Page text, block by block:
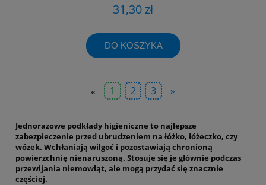
31,30 zł
DO KOSZYKA
« 1 2 3 »
Jednorazowe podkłady higieniczne to najlepsze
zabezpieczenie przed ubrudzeniem na łóżko, łóżeczko, czy
wózek. Wchłaniają wilgoć i pozostawiają chronioną
powierzchnię nienaruszoną. Stosuje się je głównie podczas
przewijania niemowląt, ale mogą przydać się znacznie
częściej.